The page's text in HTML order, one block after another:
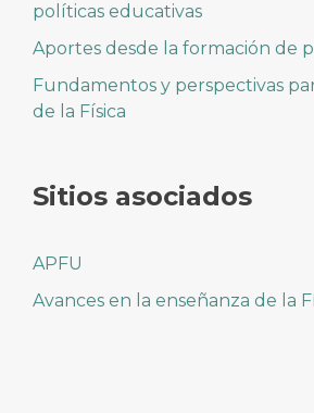
políticas educativas
Aportes desde la formación de
Fundamentos y perspectivas
de la Física
Sitios asociados
APFU
Avances en la enseñanza de la